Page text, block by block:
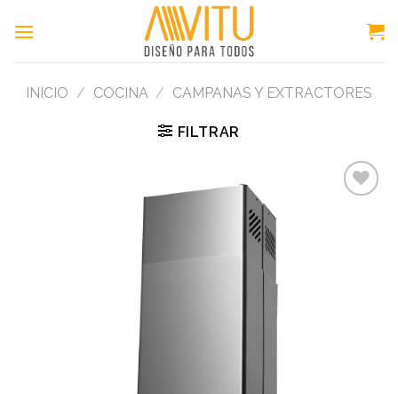
INICIO / COCINA / CAMPANAS Y EXTRACTORES
FILTRAR